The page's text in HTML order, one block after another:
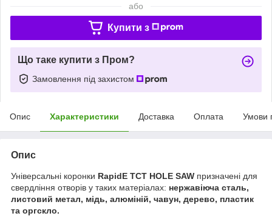
або
Купити з
Що таке купити з Пром?
Замовлення під захистом
Опис Характеристики Доставка Оплата Умови
Опис
Універсальні коронки RapidE TCT HOLE SAW призначені для
свердління отворів у таких матеріалах: нержавіюча сталь,
листовий метал, мідь, алюміній, чавун, дерево, пластик
та оргскло.